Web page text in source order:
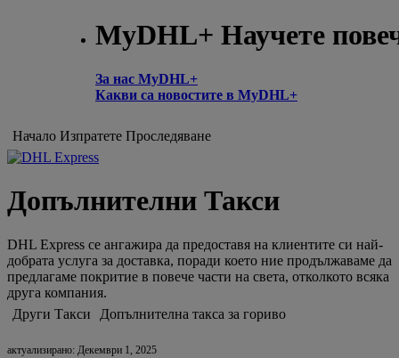
MyDHL+ Научете
За нас MyDHL+
Какви са новостите в MyDHL+
Начало Изпратете Проследяване
Допълнителни Такси
DHL Express се ангажира да предоставя на клиентите си най-
добрата услуга за доставка, поради което ние продължаваме да
предлагаме покритие в повече части на света, отколкото всяка
друга компания.
Други Такси
Допълнителна такса за гориво
актуализирано: Декември 1, 2025